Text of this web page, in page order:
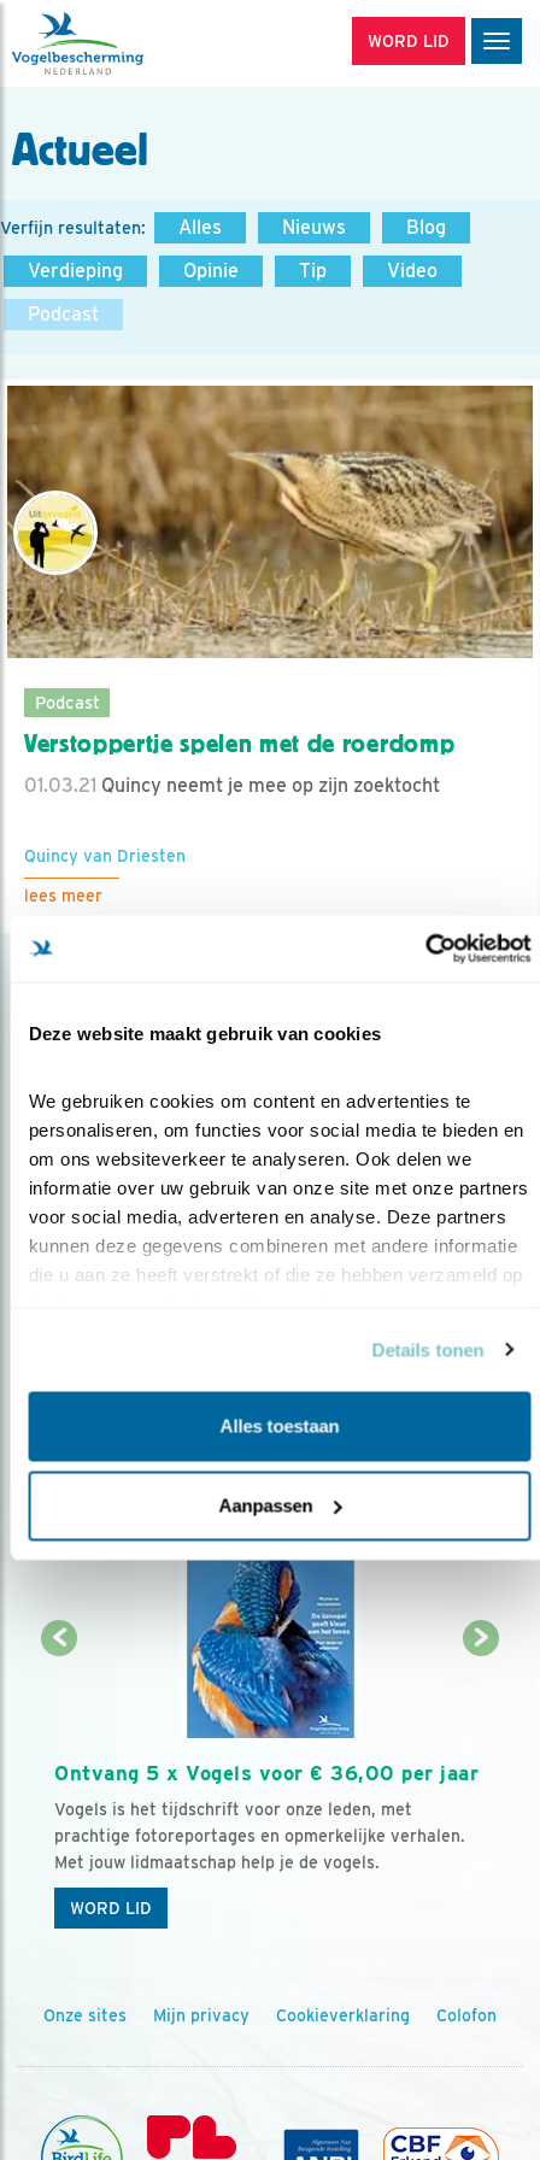
Deze website maakt gebruik van cookies
We gebruiken cookies om content en advertenties te
personaliseren, om functies voor social media te bieden en
om ons websiteverkeer te analyseren. Ook delen we
informatie over uw gebruik van onze site met onze partners
voor social media, adverteren en analyse. Deze partners
kunnen deze gegevens combineren met andere informatie
die u aan ze heeft verstrekt of die ze hebben verzameld op
Details tonen
Alles toestaan
Aanpassen
WORD LID
Actueel
Verfijn resultaten: Alles Nieuws
Blog
Verdieping
Opinie Tip
Video
Podcast
Podcast
Verstoppertje spelen met de roerdomp
01.03.21 Quincy neemt je mee op zijn zoektocht
Quincy van Driesten
lees meer
Op de hoogte blijven?
Meld je aan en ontvang nieuws, inspiratie, acties en tips
AANMELDEN VOGELNIEUWS
Ontvang 5 x Vogels voor € 36,00 per jaar
Vogels is het tijdschrift voor onze leden, met
prachtige fotoreportages en opmerkelijke verhalen.
Met jouw lidmaatschap help je de vogels.
WORD LID
Onze sites Mijn privacy Cookieverklaring Colofon